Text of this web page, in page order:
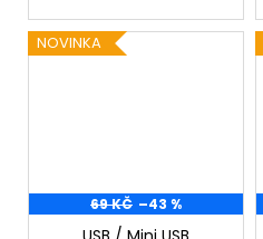
NOVINKA
69 KČ –43 %